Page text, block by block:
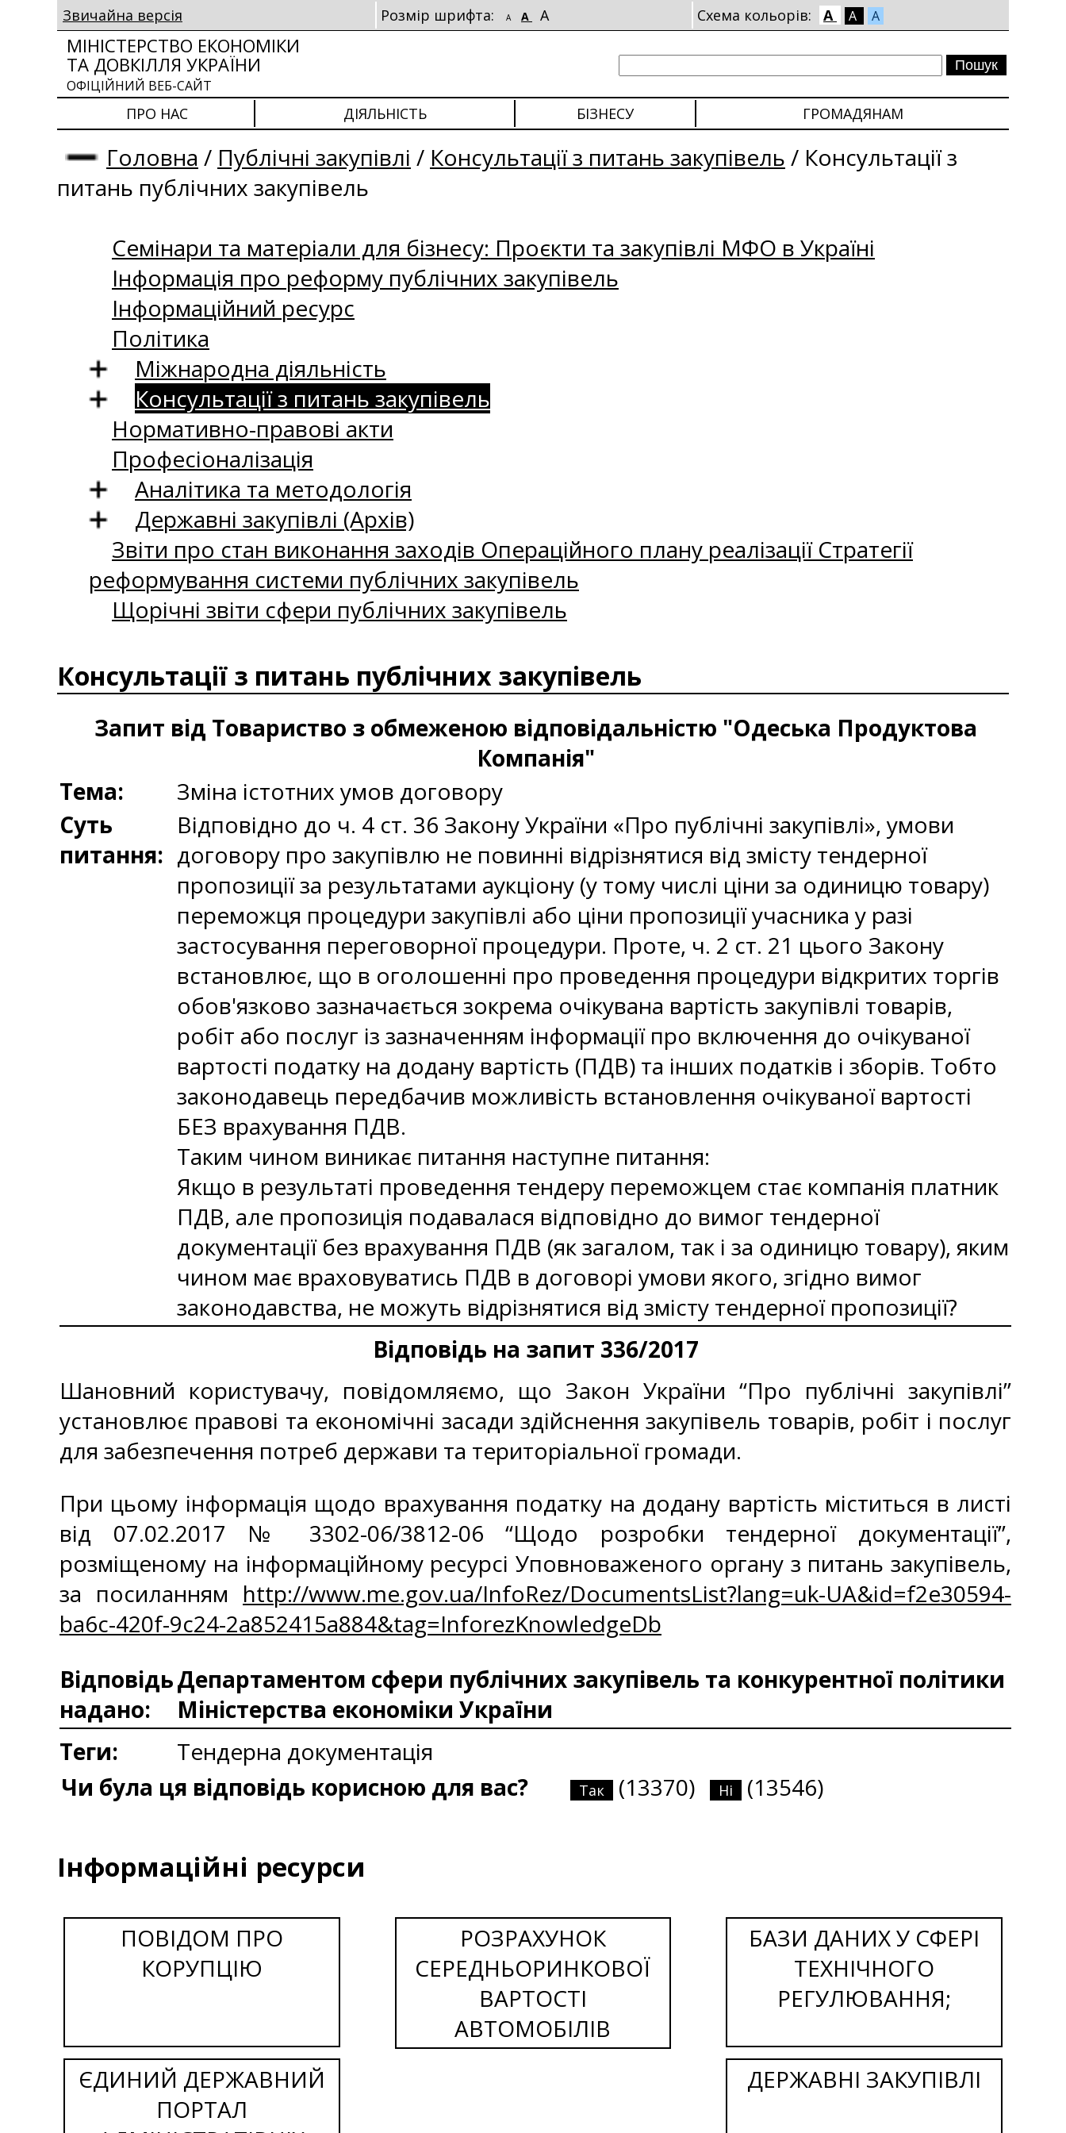
Звичайна версія Розмір шрифта: A A A Схема кольорів: A A A
МІНІСТЕРСТВО ЕКОНОМІКИ
ТА ДОВКІЛЛЯ УКРАЇНИ
ОФІЦІЙНИЙ ВЕБ-САЙТ
ПРО НАС ДІЯЛЬНІСТЬ БІЗНЕСУ ГРОМАДЯНАМ
Головна / Публічні закупівлі / Консультації з питань закупівель / Консультації з
питань публічних закупівель
Семінари та матеріали для бізнесу: Проєкти та закупівлі МФО в Україні
Інформація про реформу публічних закупівель
Інформаційний ресурс
Політика
Міжнародна діяльність
Консультації з питань закупівель
Нормативно-правові акти
Професіоналізація
Аналітика та методологія
Державні закупівлі (Архів)
Звіти про стан виконання заходів Операційного плану реалізації Стратегії
реформування системи публічних закупівель
Щорічні звіти сфери публічних закупівель
Консультації з питань публічних закупівель
Запит від Товариство з обмеженою відповідальністю "Одеська Продуктова
Компанія"
Тема:
Зміна істотних умов договору
Суть
питання:
Відповідно до ч. 4 ст. 36 Закону України «Про публічні закупівлі», умови
договору про закупівлю не повинні відрізнятися від змісту тендерної
пропозиції за результатами аукціону (у тому числі ціни за одиницю товару)
переможця процедури закупівлі або ціни пропозиції учасника у разі
застосування переговорної процедури. Проте, ч. 2 ст. 21 цього Закону
встановлює, що в оголошенні про проведення процедури відкритих торгів
обов'язково зазначається зокрема очікувана вартість закупівлі товарів,
робіт або послуг із зазначенням інформації про включення до очікуваної
вартості податку на додану вартість (ПДВ) та інших податків і зборів. Тобто
законодавець передбачив можливість встановлення очікуваної вартості
БЕЗ врахування ПДВ.
Таким чином виникає питання наступне питання:
Якщо в результаті проведення тендеру переможцем стає компанія платник
ПДВ, але пропозиція подавалася відповідно до вимог тендерної
документації без врахування ПДВ (як загалом, так і за одиницю товару), яким
чином має враховуватись ПДВ в договорі умови якого, згідно вимог
законодавства, не можуть відрізнятися від змісту тендерної пропозиції?
Відповідь на запит 336/2017
Шановний користувачу, повідомляємо, що Закон України “Про публічні закупівлі”
установлює правові та економічні засади здійснення закупівель товарів, робіт і послуг
для забезпечення потреб держави та територіальної громади.
При цьому інформація щодо врахування податку на додану вартість міститься в листі
від 07.02.2017 № 3302-06/3812-06 “Щодо розробки тендерної документації”,
розміщеному на інформаційному ресурсі Уповноваженого органу з питань закупівель,
за посиланням http://www.me.gov.ua/InfoRez/DocumentsList?lang=uk-UA&id=f2e30594-
ba6c-420f-9c24-2a852415a884&tag=InforezKnowledgeDb
Відповідь
надано:
Департаментом сфери публічних закупівель та конкурентної політики
Міністерства економіки України
Теги:
Тендерна документація
Чи була ця відповідь корисною для вас?
Так (13370) Ні (13546)
Інформаційні ресурси
ПОВІДОМ ПРО
КОРУПЦІЮ
РОЗРАХУНОК
СЕРЕДНЬОРИНКОВОЇ
ВАРТОСТІ
АВТОМОБІЛІВ
БАЗИ ДАНИХ У СФЕРІ
ТЕХНІЧНОГО
РЕГУЛЮВАННЯ;
ЄДИНИЙ ДЕРЖАВНИЙ
ПОРТАЛ
ДЕРЖАВНІ ЗАКУПІВЛІ